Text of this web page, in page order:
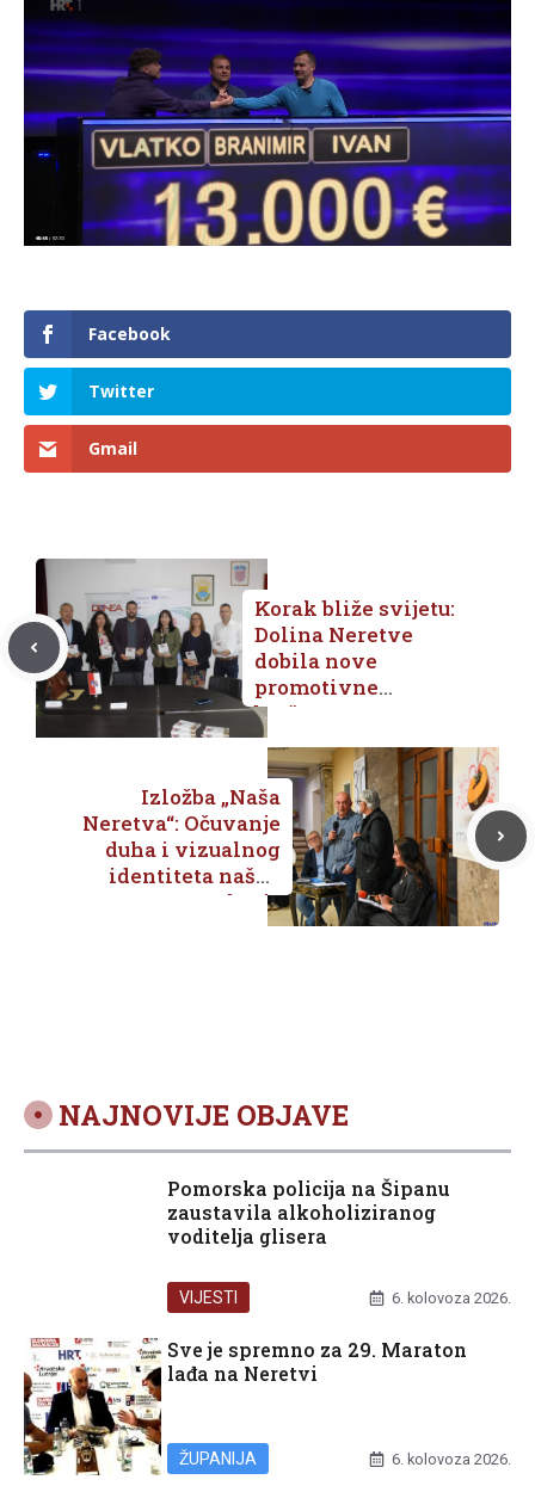
Facebook
Twitter
Gmail
Korak bliže svijetu:
Dolina Neretve
dobila nove
promotivne
brošure za
uspješniju
turističku priču
Izložba „Naša
Neretva“: Očuvanje
duha i vizualnog
identiteta našeg
kraja
NAJNOVIJE OBJAVE
Pomorska policija na Šipanu
zaustavila alkoholiziranog
voditelja glisera
VIJESTI 6. kolovoza 2026.
Sve je spremno za 29. Maraton
lađa na Neretvi
ŽUPANIJA 6. kolovoza 2026.